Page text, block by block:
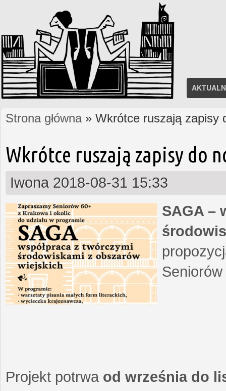
Jesteś tutaj
Strona główna» Wkrótce ruszają zapisy
Wkrótce ruszają zapisy do
Iwona 2018-08-31 15:33
SAGA –
Projekt potrwa od września do